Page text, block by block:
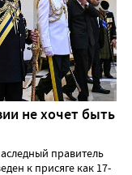
не хочет быть
правитель
к присяге как 17-